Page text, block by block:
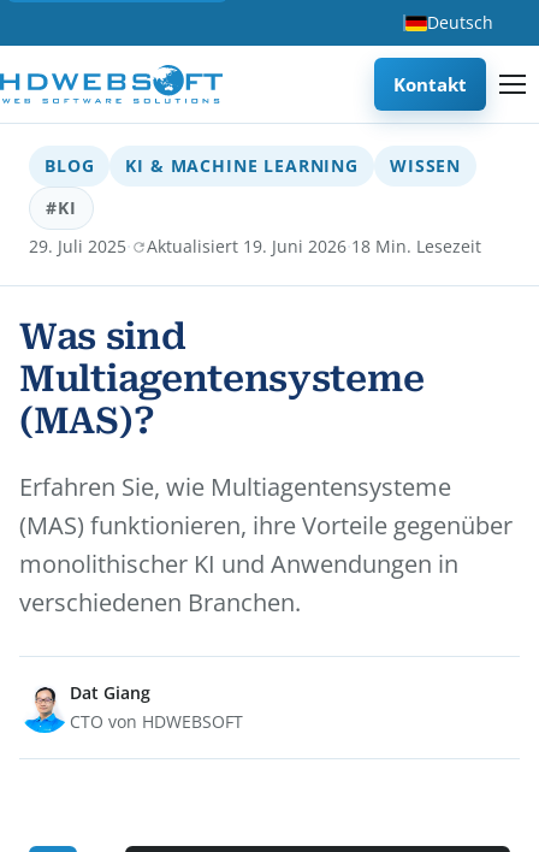
Deutsch
Kontakt
BLOG KI & MACHINE LEARNING
WISSEN
#KI
29. Juli 2025· Aktualisiert 19. Juni 2026·18 Min. Lesezeit
Was sind
Multiagentensysteme
(MAS)?
Erfahren Sie, wie Multiagentensysteme
(MAS) funktionieren, ihre Vorteile gegenüber
monolithischer KI und Anwendungen in
verschiedenen Branchen.
Dat Giang
CTO von HDWEBSOFT